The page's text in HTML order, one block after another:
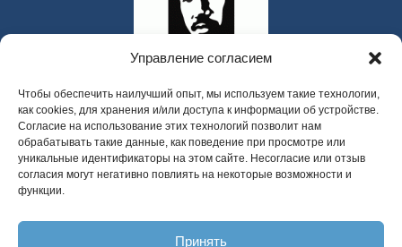
Управление согласием
Чтобы обеспечить наилучший опыт, мы используем такие технологии,
как cookies, для хранения и/или доступа к информации об устройстве.
Согласие на использование этих технологий позволит нам
обрабатывать такие данные, как поведение при просмотре или
уникальные идентификаторы на этом сайте. Несогласие или отзыв
согласия могут негативно повлиять на некоторые возможности и
функции.
Принять
325 W Gowe Street, Кент, Вашингтон 98032